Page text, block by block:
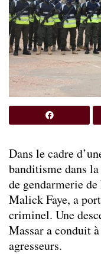
Dans le cadre
banditisme dans
de gendarmerie
Malick Faye, a
criminel. Une
Massar a conduit
agresseurs.